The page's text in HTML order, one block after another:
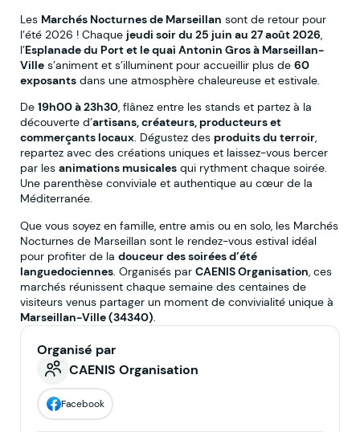
Les Marchés Nocturnes de Marseillan sont de retour pour
l’été 2026 ! Chaque jeudi soir du 25 juin au 27 août 2026,
l’Esplanade du Port et le quai Antonin Gros à Marseillan-
Ville s’animent et s’illuminent pour accueillir plus de 60
exposants dans une atmosphère chaleureuse et estivale.
De 19h00 à 23h30, flânez entre les stands et partez à la
découverte d’artisans, créateurs, producteurs et
commerçants locaux. Dégustez des produits du terroir,
repartez avec des créations uniques et laissez-vous bercer
par les animations musicales qui rythment chaque soirée.
Une parenthèse conviviale et authentique au cœur de la
Méditerranée.
Que vous soyez en famille, entre amis ou en solo, les Marchés
Nocturnes de Marseillan sont le rendez-vous estival idéal
pour profiter de la douceur des soirées d’été
languedociennes. Organisés par CAENIS Organisation, ces
marchés réunissent chaque semaine des centaines de
visiteurs venus partager un moment de convivialité unique à
Marseillan-Ville (34340).
Organisé par
CAENIS Organisation
Facebook